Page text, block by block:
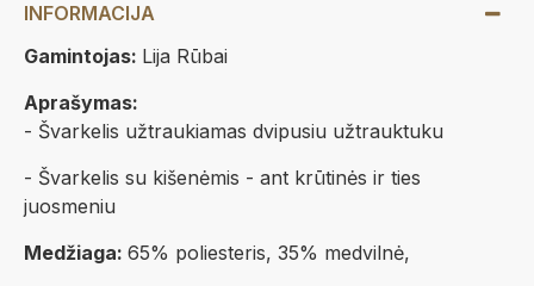
INFORMACIJA
Gamintojas: Lija Rūbai
Aprašymas:
- Švarkelis užtraukiamas dvipusiu užtrauktuku
- Švarkelis su kišenėmis - ant krūtinės ir ties
juosmeniu
Medžiaga: 65% poliesteris, 35% medvilnė,